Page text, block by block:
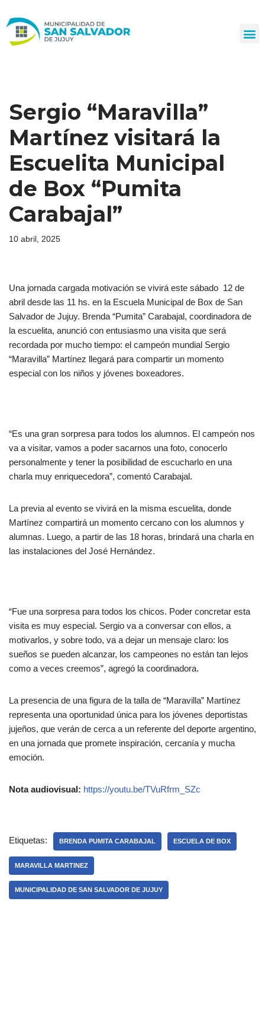
al
Sergio “Maravilla”
Martínez visitará la
Escuelita Municipal
de Box “Pumita
Carabajal”
10 abril, 2025
Una jornada cargada motivación se vivirá este sábado 12 de
abril desde las 11 hs. en la Escuela Municipal de Box de San
Salvador de Jujuy. Brenda “Pumita” Carabajal, coordinadora de
la escuelita, anunció con entusiasmo una visita que será
recordada por mucho tiempo: el campeón mundial Sergio
“Maravilla” Martínez llegará para compartir un momento
especial con los niños y jóvenes boxeadores.
“Es una gran sorpresa para todos los alumnos. El campeón nos
va a visitar, vamos a poder sacarnos una foto, conocerlo
personalmente y tener la posibilidad de escucharlo en una
charla muy enriquecedora”, comentó Carabajal.
La previa al evento se vivirá en la misma escuelita, donde
Martínez compartirá un momento cercano con los alumnos y
alumnas. Luego, a partir de las 18 horas, brindará una charla en
las instalaciones del José Hernández.
“Fue una sorpresa para todos los chicos. Poder concretar esta
visita es muy especial. Sergio va a conversar con ellos, a
motivarlos, y sobre todo, va a dejar un mensaje claro: los
sueños se pueden alcanzar, los campeones no están tan lejos
como a veces creemos”, agregó la coordinadora.
La presencia de una figura de la talla de “Maravilla” Martínez
representa una oportunidad única para los jóvenes deportistas
jujeños, que verán de cerca a un referente del deporte argentino,
en una jornada que promete inspiración, cercanía y mucha
emoción.
Nota audiovisual: https://youtu.be/TVuRfrm_SZc
Etiquetas: BRENDA PUMITA CARABAJAL ESCUELA DE BOX
MARAVILLA MARTINEZ
MUNICIPALIDAD DE SAN SALVADOR DE JUJUY